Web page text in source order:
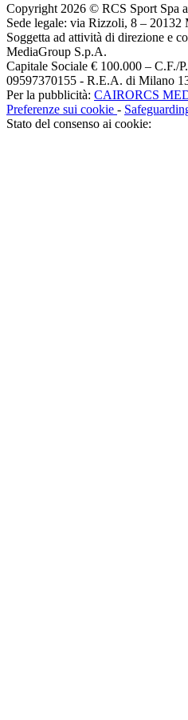
Copyright 2026 © RCS Sport Spa
Sede legale: via Rizzoli, 8 – 20132
Soggetta ad attività di direzione e
MediaGroup S.p.A.
Capitale Sociale € 100.000 – C.F./
09597370155 - R.E.A. di Milano
Per la pubblicità: CAIRORCS
Preferenze sui cookie -
Stato del consenso ai cookie: